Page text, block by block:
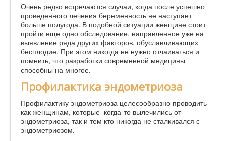
Очень редко встречаются случаи, когда после успешно
проведенного лечения беременность не наступает
больше полугода. В подобной ситуации женщине стоит
пройти еще одно обследование, направленное уже на
выявление ряда других факторов, обуславливающих
бесплодие. При этом никогда не нужно отчаиваться и
помнить, что разработки современной медицины
способны на многое.
Профилактика эндометриоза
Профилактику эндометриоза целесообразно проводить
как женщинам, которые когда-то вылечились от
эндометриоза, так и тем кто никогда не сталкивался с
эндометриозом.